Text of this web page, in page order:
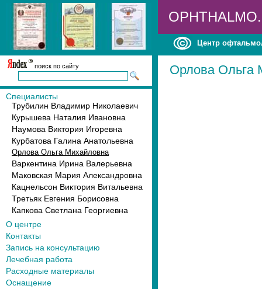
Центр
поиск по сайту
Специалисты
Трубилин Владимир Николаевич
Курышева Наталия Ивановна
Наумова Виктория Игоревна
Курбатова Галина Анатольевна
Орлова Ольга Михайловна
Варкентина Ирина Валерьевна
Маковская Мария Александровна
Кацнельсон Виктория Витальевна
Третьяк Евгения Борисовна
Капкова Светлана Георгиевна
О центре
Контакты
Запись на консультацию
Лечебная работа
Расходные материалы
Оснащение
Орлова Ольга